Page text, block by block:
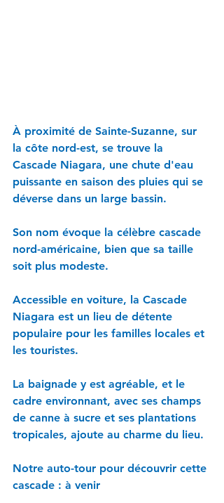
À proximité de Sainte-Suzanne, sur
la côte nord-est, se trouve la
Cascade Niagara, une chute d'eau
puissante en saison des pluies qui se
déverse dans un large bassin.
Son nom évoque la célèbre cascade
nord-américaine, bien que sa taille
soit plus modeste.
Accessible en voiture, la Cascade
Niagara est un lieu de détente
populaire pour les familles locales et
les touristes.
La baignade y est agréable, et le
cadre environnant, avec ses champs
de canne à sucre et ses plantations
tropicales, ajoute au charme du lieu.
Notre auto-tour pour découvrir cette
cascade : à venir